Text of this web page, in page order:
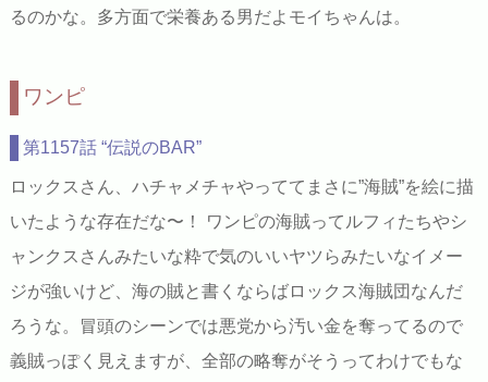
るのかな。多方面で栄養ある男だよモイちゃんは。
ワンピ
第1157話 “伝説のBAR”
ロックスさん、ハチャメチャやっててまさに”海賊”を絵に描
いたような存在だな〜！ ワンピの海賊ってルフィたちやシ
ャンクスさんみたいな粋で気のいいヤツらみたいなイメー
ジが強いけど、海の賊と書くならばロックス海賊団なんだ
ろうな。冒頭のシーンでは悪党から汚い金を奪ってるので
義賊っぽく見えますが、全部の略奪がそうってわけでもな